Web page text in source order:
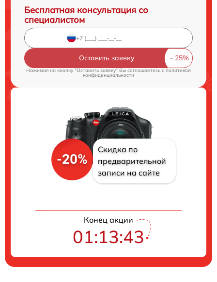
Бесплатная консультация со
специалистом
Оставить заявку
Нажимая на кнопку "Оставить заявку" Вы соглашаетесь cполитикой
конфиденциальности
-20%
Скидка по
предварительной
записи на сайте
Конец акции
01:13:42